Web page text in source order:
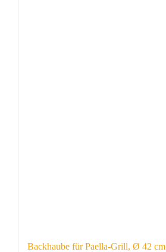
Backhaube für Paella-Grill, Ø 42 cm